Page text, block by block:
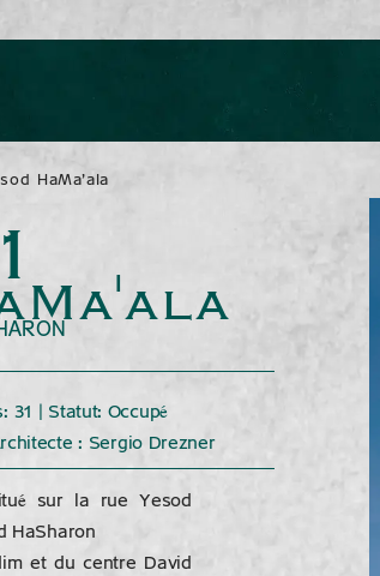
HaMa'ala
31 | Statut: Occupé
: Sergio Drezner
sur la rue Yesod
HaSharon.
et du centre David